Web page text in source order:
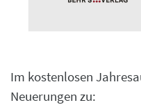
Im kostenlosen
Neuerungen zu: